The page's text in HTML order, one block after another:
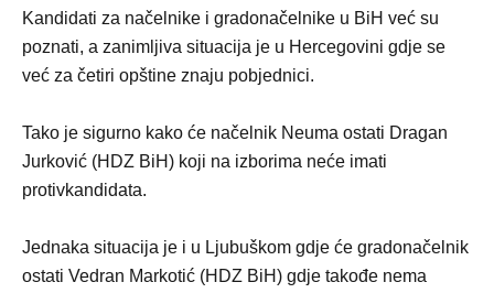
Kandidati za načelnike i gradonačelnike u BiH već su
poznati, a zanimljiva situacija je u Hercegovini gdje se
već za četiri opštine znaju pobjednici.
Tako je sigurno kako će načelnik Neuma ostati Dragan
Jurković (HDZ BiH) koji na izborima neće imati
protivkandidata.
Jednaka situacija je i u Ljubuškom gdje će gradonačelnik
ostati Vedran Markotić (HDZ BiH) gdje takođe nema